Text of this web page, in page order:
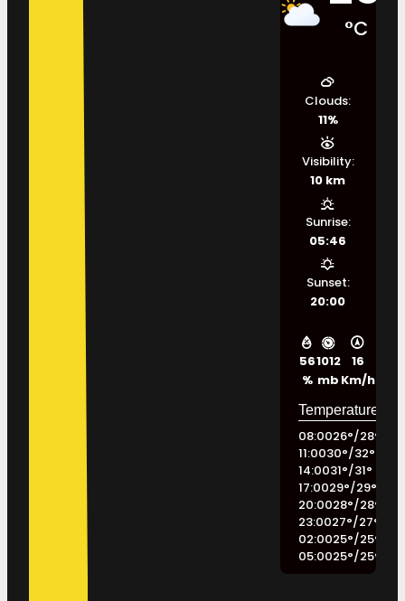
°C
56
%
1012
mb
16
Km/h
Clouds:
11%
Visibility:
10 km
Sunrise:
05:46
Sunset:
20:00
08:0026°/28°
11:0030°/32°
14:0031°/31°
17:0029°/29°
20:0028°/28°
23:0027°/27°
02:0025°/25°
05:0025°/25°